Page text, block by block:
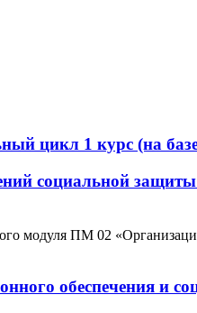
цикл 1 курс (на
социальной
модуля ПМ 02
обеспечения и